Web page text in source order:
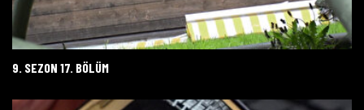
9. SEZON 17. BÖLÜM